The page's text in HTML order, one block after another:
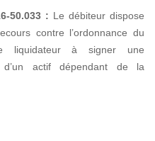
50.033 : Le débiteur dispose
contre l’ordonnance du
liquidateur à signer une
d’un actif dépendant de la